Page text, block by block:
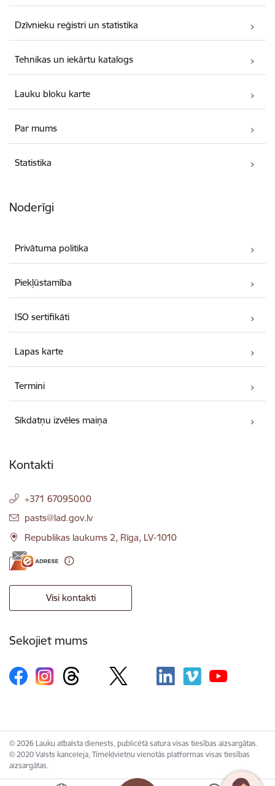
Dzīvnieku reģistri un statistika
Tehnikas un iekārtu katalogs
Lauku bloku karte
Par mums
Statistika
Noderīgi
Privātuma politika
Piekļūstamība
ISO sertifikāti
Lapas karte
Termini
Sīkdatņu izvēles maiņa
Kontakti
+371 67095000
E-pasts:
pasts@lad.gov.lv
Republikas laukums 2, Rīga, LV-1010
Visi kontakti
Sekojiet mums
© 2026 Lauku atbalsta dienests, publicētā satura visas tiesības aizsargātas.
© 2020 Valsts kanceleja, Tīmekļvietņu vienotās platformas visas tiesības
aizsargātas.